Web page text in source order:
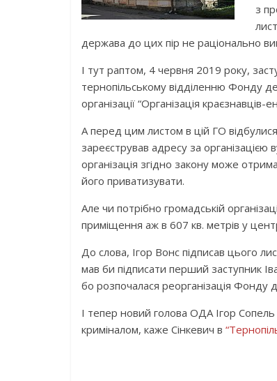
з
держава до цих пір не раціонально
І тут раптом, 4 червня 2019 року,
тернопільському відділенню Фонду
організації “Організація
А перед цим листом в цій ГО
зареєстрував адресу за
організація згідно закону може
його приватизувати.
Але чи потрібно громадській
приміщення аж в 607 кв. метрів у
До слова, Ігор Вонс підписав цього
мав би підписати перший заступник
бо розпочалася реорганізація Фонду
І тепер новий голова ОДА Ігор
криміналом, каже Сінкевич в